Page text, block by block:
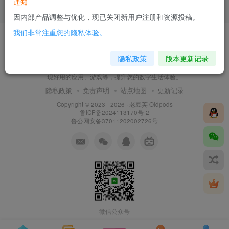
老豆荚 Oldpods是一个精品资源分享网。我们致力于为
用户推荐优质、实用、小众的移动设备资源，在这里发
现好用的应用、游戏等，提升您的数字生活体验。
隐私政策 免责声明 站点地图 更新记录
Copyright © 2023 - 2026 · 老豆荚 Oldpods
鲁ICP备2024113170号-2
鲁公网安备37011202002726号
微信公众号
因内部产品调整与优化，现已关闭新用户注册和资源投稿。
我们非常注重您的隐私体验。
隐私政策 版本更新记录